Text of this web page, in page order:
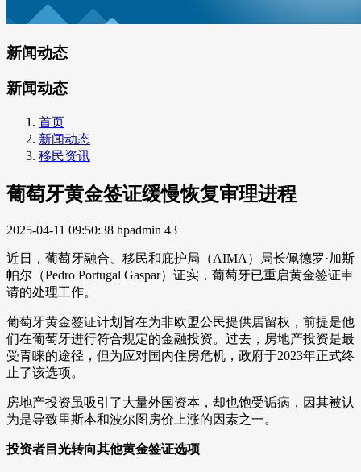
新闻动态
新闻动态
首页
新闻动态
移民资讯
葡萄牙黄金签证缓慢恢复审理进程
2025-04-11 09:50:38 hpadmin 43
近日，葡萄牙融合、移民和庇护局（AIMA）局长佩德罗·加斯
帕尔（Pedro Portugal Gaspar）证实，葡萄牙已重启黄金签证申
请的处理工作。
葡萄牙黄金签证计划旨在为非欧盟公民提供居留权，前提是他
们在葡萄牙进行符合规定的金融投资。过去，房地产投资是最
受青睐的途径，但为应对国内住房危机，政府于2023年正式终
止了该选项。
房地产投资虽吸引了大量外国资本，却也饱受诟病，因其被认
为是导致里斯本和波尔图房价上涨的因素之一。
投资者目光转向其他黄金签证选项